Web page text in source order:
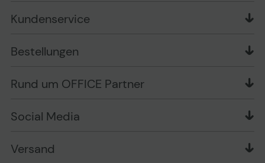
Kundenservice
Bewertungsrichtlinien
Wissen mit OP
Markenshops
Garantiearten
Information zur Entsorgung von Batterien und
Bestellungen
Versand im Namen Dritter
Muster-Widerrufsformular
Versandinformationen
Sicheres Einkaufen
Rund um OFFICE Partner
Stellenangebote
Playox.de
Telefon: +49 (0) 2542 / 9558250
Ansprechpartner bei fehlerhafter Ware und Schäden
Social Media
Versand